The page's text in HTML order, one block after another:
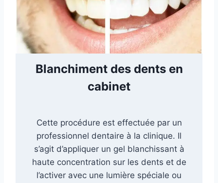
Blanchiment des dents en
cabinet
Cette procédure est effectuée par un
professionnel dentaire à la clinique. Il
s’agit d’appliquer un gel blanchissant à
haute concentration sur les dents et de
l’activer avec une lumière spéciale ou